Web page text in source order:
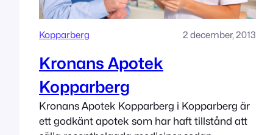
Kopparberg 2 december, 2013
Kronans Apotek
Kopparberg
Kronans Apotek Kopparberg i Kopparberg är
ett godkänt apotek som har haft tillstånd att